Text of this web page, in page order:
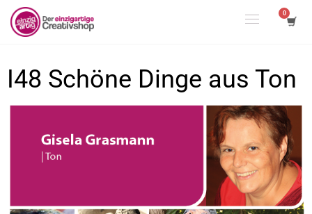
I48 Schöne Dinge aus Ton